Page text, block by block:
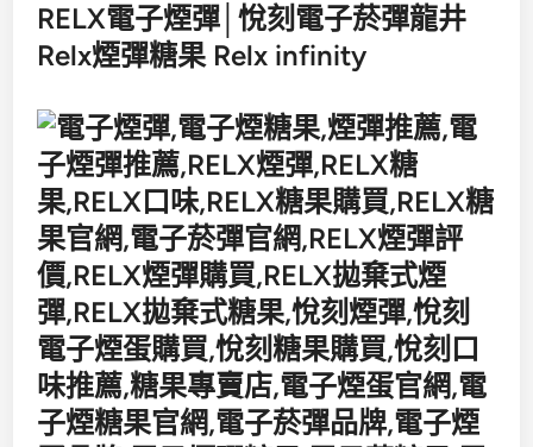
RELX電子煙彈│悅刻電子菸彈龍井
Relx煙彈糖果 Relx infinity